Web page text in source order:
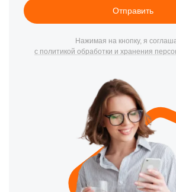
Ремонт электроники:
поврежденных электронных
повреждений и замена изношенных
Обновление ПО:Установка
функциональности.
Точная настройка
оптимальной работы.
Как мы работаем
Процесс ремонта в нашем центре
диагностики, чтобы точно определить
После этого мы предоставляем вам
устройства и рекомендации по ремонту.
Отправить
Нажимая на кнопку, я
с политикой обработки и хранения